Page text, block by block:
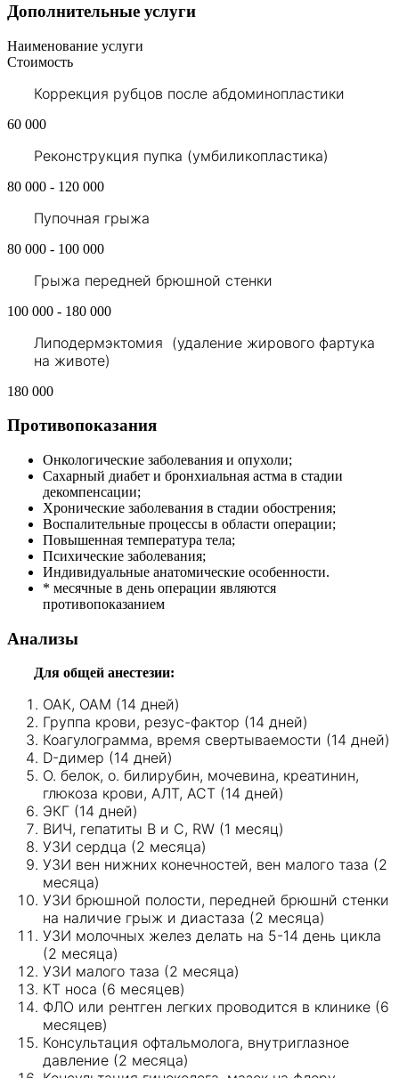
Дополнительные услуги
Наименование услуги
Стоимость
Коррекция рубцов после абдоминопластики
60 000
Реконструкция пупка (умбиликопластика)
80 000 - 120 000
Пупочная грыжа
80 000 - 100 000
Грыжа передней брюшной стенки
100 000 - 180 000
Липодермэктомия (удаление жирового фартука
на животе)
180 000
Противопоказания
Онкологические заболевания и опухоли;
Сахарный диабет и бронхиальная астма в стадии
декомпенсации;
Хронические заболевания в стадии обострения;
Воспалительные процессы в области операции;
Повышенная температура тела;
Психические заболевания;
Индивидуальные анатомические особенности.
* месячные в день операции являются
противопоказанием
Анализы
Для общей анестезии:
ОАК, ОАМ (14 дней)
Группа крови, резус-фактор (14 дней)
Коагулограмма, время свертываемости (14 дней)
D-димер (14 дней)
О. белок, о. билирубин, мочевина, креатинин,
глюкоза крови, АЛТ, АСТ (14 дней)
ЭКГ (14 дней)
ВИЧ, гепатиты В и С, RW (1 месяц)
УЗИ сердца (2 месяца)
УЗИ вен нижних конечностей, вен малого таза (2
месяца)
УЗИ брюшной полости, передней брюшнй стенки
на наличие грыж и диастаза (2 месяца)
УЗИ молочных желез делать на 5-14 день цикла
(2 месяца)
УЗИ малого таза (2 месяца)
КТ носа (6 месяцев)
ФЛО или рентген легких проводится в клинике (6
месяцев)
Консультация офтальмолога, внутриглазное
давление (2 месяца)